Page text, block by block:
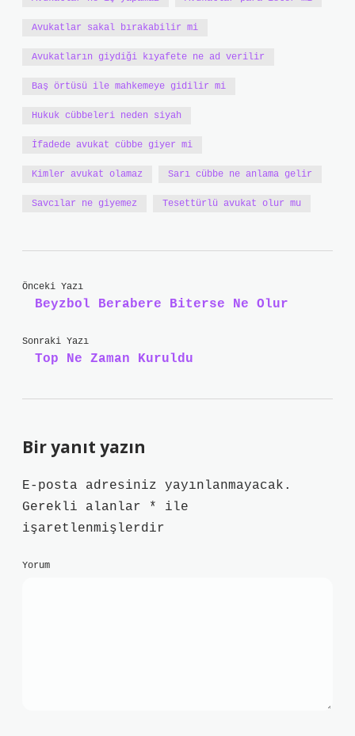
Avukatlar sakal bırakabilir mi
Avukatların giydiği kıyafete ne ad verilir
Baş örtüsü ile mahkemeye gidilir mi
Hukuk cübbeleri neden siyah
İfadede avukat cübbe giyer mi
Kimler avukat olamaz Sarı cübbe ne anlama gelir
Savcılar ne giyemez Tesettürlü avukat olur mu
Önceki Yazı
Beyzbol Berabere Biterse Ne Olur
Sonraki Yazı
Top Ne Zaman Kuruldu
Bir yanıt yazın
E-posta adresiniz yayınlanmayacak.
Gerekli alanlar
*
ile
işaretlenmişlerdir
Yorum